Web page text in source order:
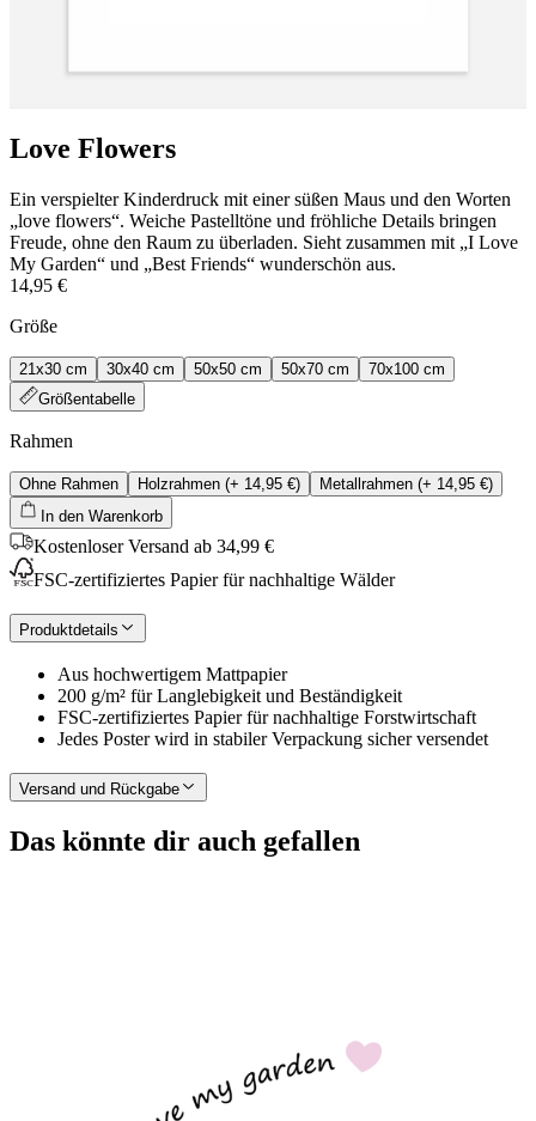
Love Flowers
Ein verspielter Kinderdruck mit einer süßen Maus und den Worten
„love flowers“. Weiche Pastelltöne und fröhliche Details bringen
Freude, ohne den Raum zu überladen. Sieht zusammen mit „I Love
My Garden“ und „Best Friends“ wunderschön aus.
14,95 €
Größe
21x30 cm 30x40 cm 50x50 cm 50x70 cm
70x100 cm
Größentabelle
Rahmen
Ohne Rahmen Holzrahmen (+ 14,95 €) Metallrahmen (+ 14,95 €)
In den Warenkorb
Kostenloser Versand ab 34,99 €
FSC-zertifiziertes Papier für nachhaltige Wälder
Produktdetails
Aus hochwertigem Mattpapier
200 g/m² für Langlebigkeit und Beständigkeit
FSC-zertifiziertes Papier für nachhaltige Forstwirtschaft
Jedes Poster wird in stabiler Verpackung sicher versendet
Versand und Rückgabe
Das könnte dir auch gefallen